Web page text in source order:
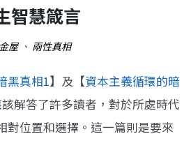
智慧箴言
屋、 兩性真相
黑真相1】及【資本主義循環的暗
解答了許多讀者，對於所處時代
對位置和選擇。這一篇則是要來